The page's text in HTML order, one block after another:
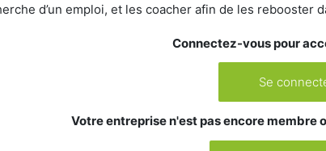
d’un emploi, et les coacher afin de les rebooster
Connectez-vous pour
Se
Votre entreprise n'est pas encore membre